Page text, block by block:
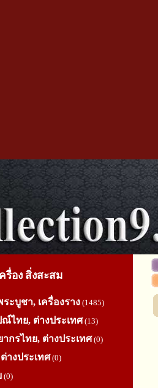
รื่อง สิ่งสะสม
ระบูชา, เครื่องราง (1485)
ไทย, ต่างประเทศ(13)
กรไทย, ต่างประเทศ(0)
างประเทศ(0)
(0)